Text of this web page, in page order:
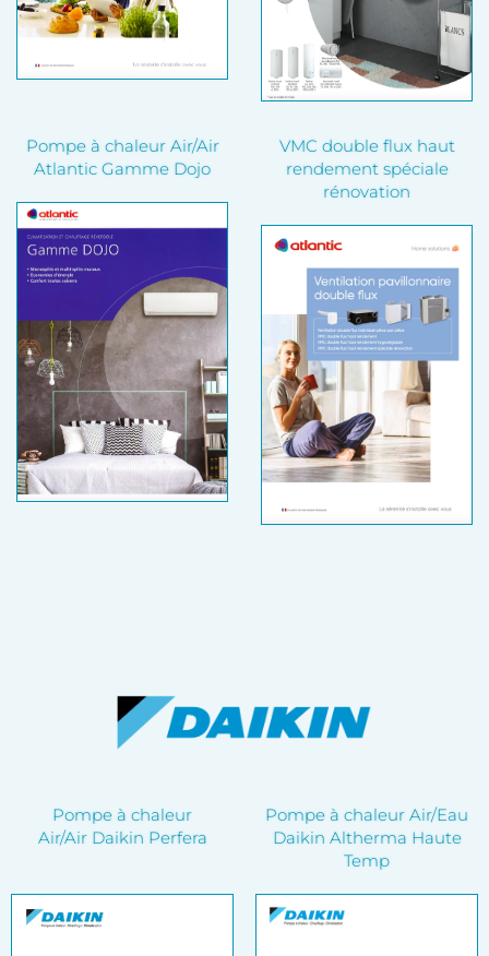
Pompe à chaleur Air/Air
Atlantic Gamme Dojo
VMC double flux haut
rendement spéciale
rénovation
Pompe à chaleur
Air/Air Daikin Perfera
Pompe à chaleur Air/Eau
Daikin Altherma Haute
Temp